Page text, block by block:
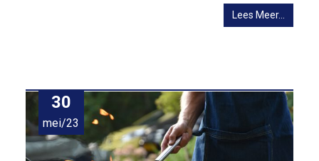
Lees Meer…
30
mei/23